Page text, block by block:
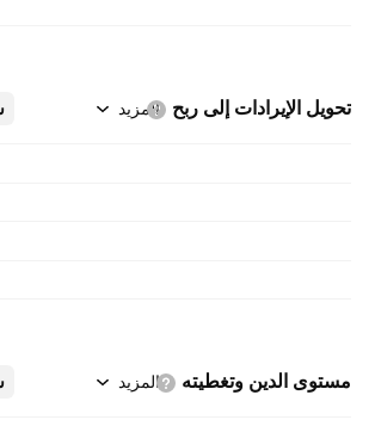
تحويل الإيرادات إلى ربح المزيد
مستوى الدين وتغطيته المزيد